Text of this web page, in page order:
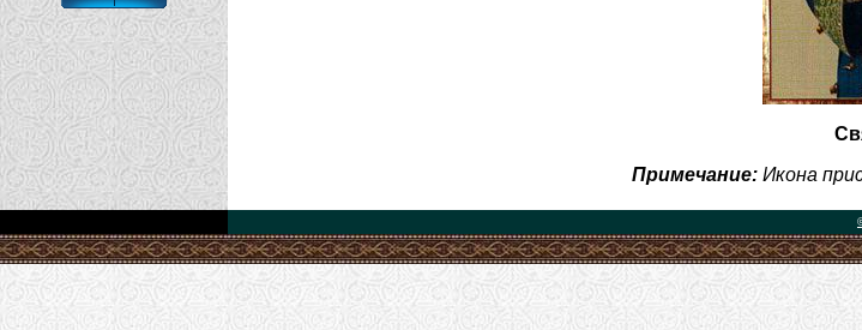
Примечание: Икона